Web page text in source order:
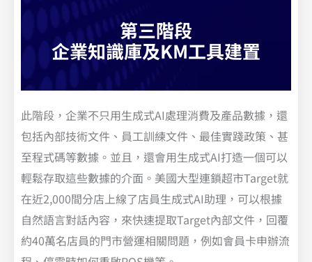
第三階段
企業知識庫及KM工具建置
此階段，企業不只用生成式AI處理消費及產品數據，還
包括內部技術文件、員工訓練文件、最佳實踐政策、甚
至程式碼等數據。並且，還會用生成式AI打造一個可以
輕鬆存取這些數據的介面。美國大型連鎖超市Target就
在近2,000間分店上線了店員生成式AI助理，可以根據
自然語言對話內容，來快速提取Target內部文件，回覆
約40萬名店員的門市營運相關問題，例如會員卡申辦流